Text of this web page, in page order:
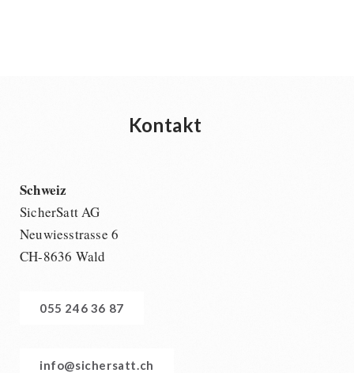
Kontakt
Schweiz
SicherSatt AG
Neuwiesstrasse 6
CH-8636 Wald
055 246 36 87
info@sichersatt.ch